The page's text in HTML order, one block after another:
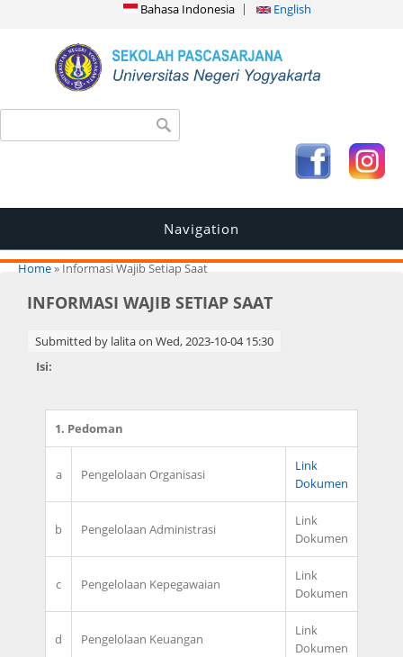
Bahasa Indonesia English
Search form
Navigation
You are here
Home» Informasi Wajib Setiap Saat
INFORMASI WAJIB SETIAP SAAT
Submitted by lalitaon Wed, 2023-10-04 15:30
Isi:
1. Pedoman
a Pengelolaan Organisasi
Link
Dokumen
b Pengelolaan Administrasi
Link
Dokumen
c Pengelolaan Kepegawaian
Link
Dokumen
d Pengelolaan Keuangan
Link
Dokumen